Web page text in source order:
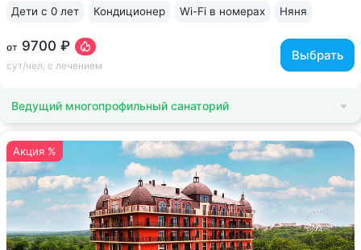
от 9700 ₽
сут/чел, с лечением
Выбрать
Дети с 0 лет Кондиционер Wi-Fi в номерах Няня
ещё 6
Ведущий многопрофильный санаторий
Акция %